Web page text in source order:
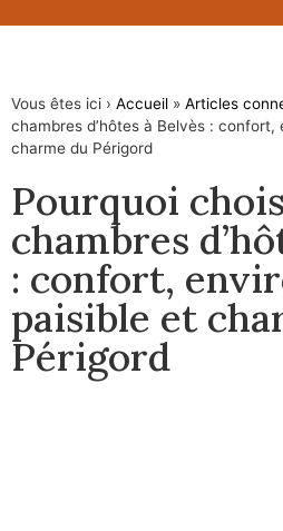
Vous êtes ici › Accueil » Articles
chambres d’hôtes à Belvès :
charme du Périgord
Pourquoi
chambres
: confort,
paisible et
Périgord